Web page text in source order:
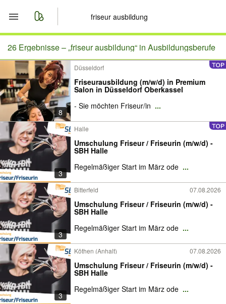
Start
Merkliste
Nachrichten
Anzeige aufgeben
26 Ergebnisse –„friseur ausbildung“ in Ausbildungsberufe
8
Düsseldorf
Friseurausbildung (m/w/d) in Premium
Salon in Düsseldorf Oberkassel
- Sie möchten Friseur/in ...
3
Halle
Umschulung Friseur / Friseurin (m/w/d) -
SBH Halle
Regelmäßiger Start im März ode ...
3
Bitterfeld 07.08.2026
Umschulung Friseur / Friseurin (m/w/d) -
SBH Halle
Regelmäßiger Start im März ode ...
3
Köthen (Anhalt) 07.08.2026
Umschulung Friseur / Friseurin (m/w/d) -
SBH Halle
Regelmäßiger Start im März ode ...